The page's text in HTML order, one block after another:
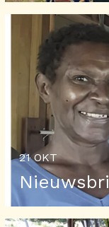
21 OKT